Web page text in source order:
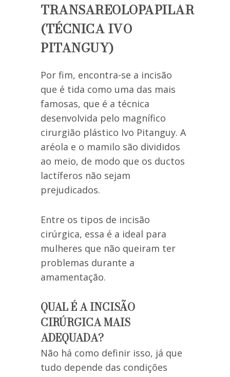
TRANSAREOLOPAPILAR
(TÉCNICA IVO
PITANGUY)
Por fim, encontra-se a incisão
que é tida como uma das mais
famosas, que é a técnica
desenvolvida pelo magnífico
cirurgião plástico Ivo Pitanguy. A
aréola e o mamilo são divididos
ao meio, de modo que os ductos
lactíferos não sejam
prejudicados.
Entre os tipos de incisão
cirúrgica, essa é a ideal para
mulheres que não queiram ter
problemas durante a
amamentação.
QUAL É A INCISÃO
CIRÚRGICA MAIS
ADEQUADA?
Não há como definir isso, já que
tudo depende das condições